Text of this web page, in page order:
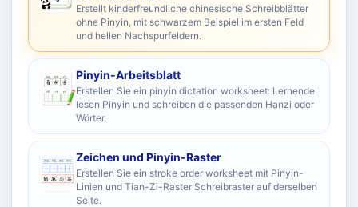
Erstellt kinderfreundliche chinesische Schreibblätter
ohne Pinyin, mit schwarzem Beispiel im ersten Feld
und hellen Nachspurfeldern.
Pinyin-Arbeitsblatt
Erstellen Sie ein pinyin dictation worksheet: Lernende
lesen Pinyin und schreiben die passenden Hanzi oder
Wörter.
Zeichen und Pinyin-Raster
Erstellen Sie ein stroke order worksheet mit Pinyin-
Linien und Tian-Zi-Raster Schreibraster auf derselben
Seite.